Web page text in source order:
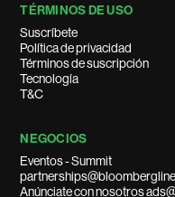
TÉRMINOS DE USO
Suscríbete
Política de privacidad
Términos de suscripción
Tecnología
T&C
NEGOCIOS
Eventos - Summit
Anúnciate con nosotros